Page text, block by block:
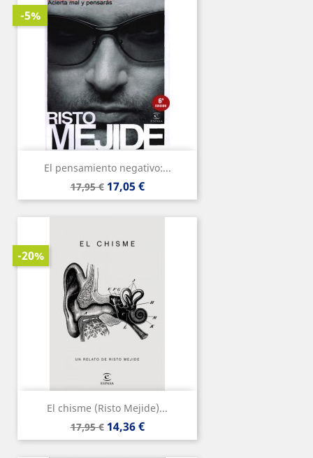
El pensamiento negativo:...
Precio
base
17,95 €
-5%
Precio
17,05 €
El chisme (Risto Mejide)...
Precio
base
17,95 €
-20%
Precio
14,36 €